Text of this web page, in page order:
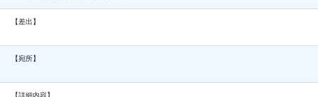
【差出】
【宛所】
【詳細内容】